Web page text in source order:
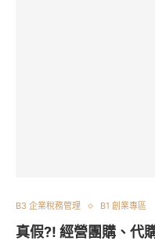
B3 企業稅務管理 B1 創業專區
真假?! 經營團購、代